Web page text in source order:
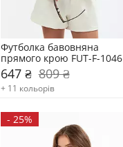
Футболка бавовняна
прямого крою FUT-F-1046
647 ₴ 809 ₴
+ 11 кольорів
- 25%